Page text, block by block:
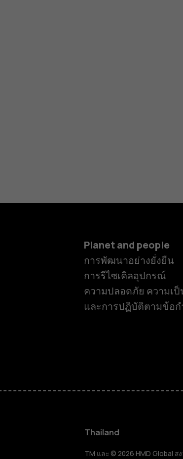
สมาร์ทโฟน
ฟีเจอร์โฟน
Planet and people
การพัฒนาอย่างยั่งยืน
การรีไซเคิลอุปกรณ์
ความปลอดภัย ความเ
และการปฏิบัติตามข้อ
Thailand
TM และ © 2026 HMD Global ส